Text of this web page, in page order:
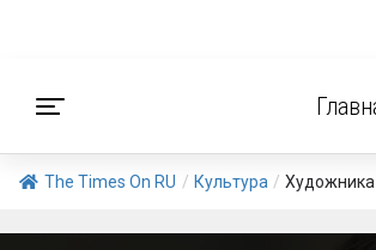
The Times On RU / Культура /